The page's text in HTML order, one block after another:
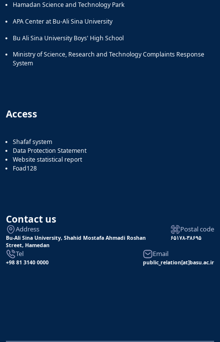
Hamadan Science and Technology Park
APA Center at Bu-Ali Sina University
Bu Ali Sina University Boys' High School
Ministry of Science, Research and Technology Complaints Response
System
Access
Shafaf system
Data Protection Statement
Website statistical report
Foad128
Contact us
Address
Bu-Ali Sina University, Shahid Mostafa Ahmadi Roshan
Street, Hamedan
Postal code
۶۵۱۷۸-۳۸۶۹۵
Tel
+98 81 3140 0000
Email
public_relation[at]basu.ac.ir